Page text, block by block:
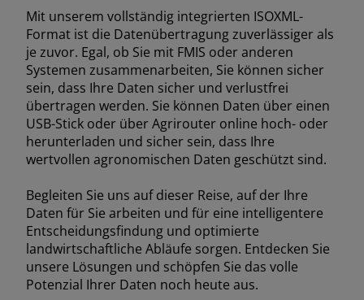
Europe (Deutsch)
(Deutsch)
(Español)
(Français)
(Italiano)
(Português)
Schweiz (Deutsch)
East Europe (English)
(Français)
(Türkçe)
Mit unserem vollständig integrierten ISOXML-
Format ist die Datenübertragung zuverlässiger als
je zuvor. Egal, ob Sie mit FMIS oder anderen
Systemen zusammenarbeiten, Sie können sicher
sein, dass Ihre Daten sicher und verlustfrei
übertragen werden. Sie können Daten über einen
USB-Stick oder über Agrirouter online hoch- oder
herunterladen und sicher sein, dass Ihre
wertvollen agronomischen Daten geschützt sind.
Begleiten Sie uns auf dieser Reise, auf der Ihre
Daten für Sie arbeiten und für eine intelligentere
Entscheidungsfindung und optimierte
landwirtschaftliche Abläufe sorgen. Entdecken Sie
unsere Lösungen und schöpfen Sie das volle
Potenzial Ihrer Daten noch heute aus.